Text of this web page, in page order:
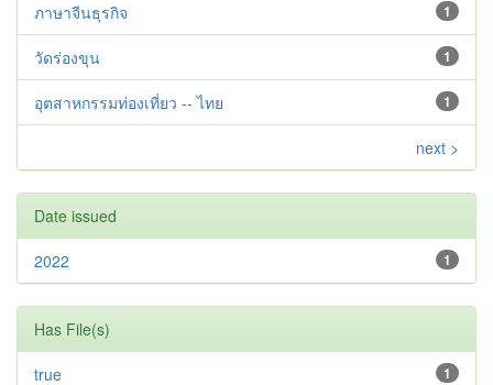
1
ภาษาจีนธุรกิจ
1
วัดร่องขุน
1
อุตสาหกรรมท่องเที่ยว -- ไทย
next >
Date issued
1
2022
Has File(s)
1
true